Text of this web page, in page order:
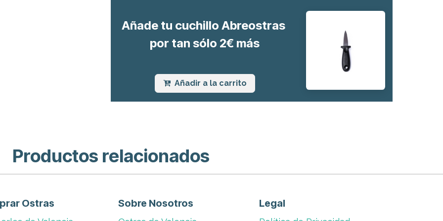
Añade tu cuchillo Abreostras
por tan sólo 2€ más
Añadir a la carrito
Productos relacionados
Ostras Sobre Nosotros Legal